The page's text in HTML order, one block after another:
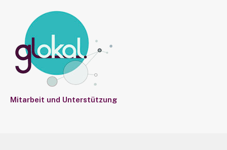
Mitarbeit und Unterstützung